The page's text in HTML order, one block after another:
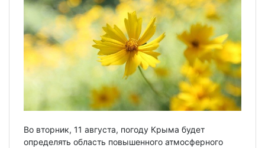
Во вторник, 11 августа, погоду Крыма будет
определять область повышенного атмосферного